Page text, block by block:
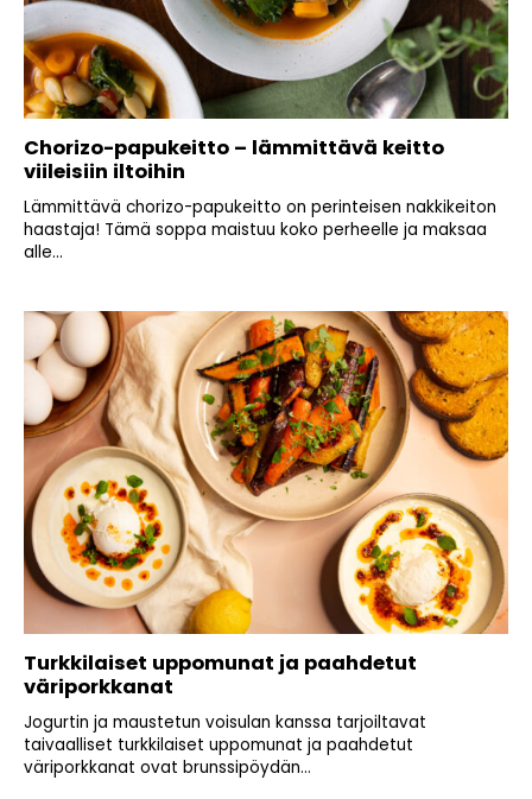
Chorizo-papukeitto – lämmittävä keitto
viileisiin iltoihin
Lämmittävä chorizo-papukeitto on perinteisen nakkikeiton
haastaja! Tämä soppa maistuu koko perheelle ja maksaa
alle...
Turkkilaiset uppomunat ja paahdetut
väriporkkanat
Jogurtin ja maustetun voisulan kanssa tarjoiltavat
taivaalliset turkkilaiset uppomunat ja paahdetut
väriporkkanat ovat brunssipöydän...